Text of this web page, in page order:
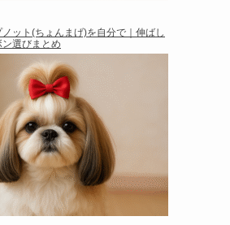
ット(ちょんまげ)を自分で｜伸ばし
選びまとめ